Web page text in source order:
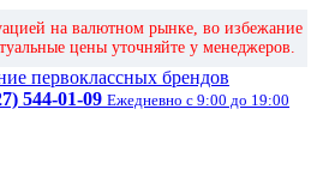
на валютном рынке, во избежание
цены уточняйте у менеджеров.
первоклассных брендов
544-01-09 Ежедневно с 9:00 до 19:00